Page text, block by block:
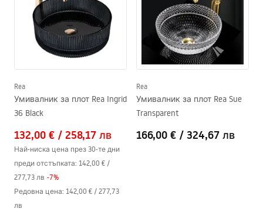
Rea
Умивалник за плот Rea Ingrid
36 Black
132,00 € / 258,17 лв
Най-ниска цена през 30-те дни
преди отстъпката: 142,00 € /
277,73 лв -7%
Редовна цена: 142,00 € / 277,73
лв
Rea
Умивалник за плот Rea Sue
Transparent
166,00 € / 324,67 лв